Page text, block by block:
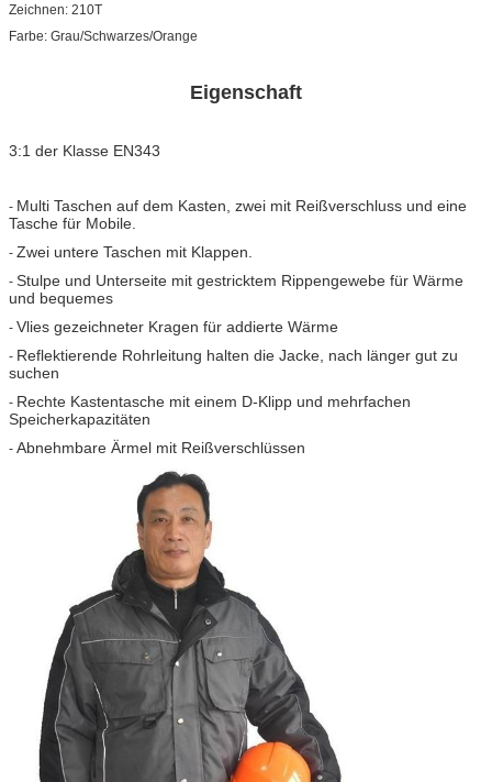
Zeichnen: 210T
Farbe: Grau/Schwarzes/Orange
Eigenschaft
3:1 der Klasse EN343
- Multi Taschen auf dem Kasten, zwei mit Reißverschluss und eine
Tasche für Mobile.
- Zwei untere Taschen mit Klappen.
- Stulpe und Unterseite mit gestricktem Rippengewebe für Wärme
und bequemes
- Vlies gezeichneter Kragen für addierte Wärme
- Reflektierende Rohrleitung halten die Jacke, nach länger gut zu
suchen
- Rechte Kastentasche mit einem D-Klipp und mehrfachen
Speicherkapazitäten
- Abnehmbare Ärmel mit Reißverschlüssen